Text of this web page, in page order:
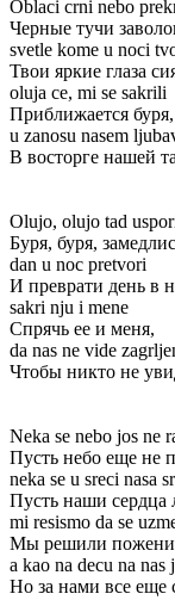
Oblaci crni nebo
Черные тучи
svetle kome u noci
Твои яркие глаза
oluja ce, mi se sakrili
Приближается
u zanosu nasem
В восторге нашей
Olujo, olujo tad
Буря, буря,
dan u noc pretvori
И преврати день в
sakri nju i mene
Спрячь ее и меня,
da nas ne vide
Чтобы никто не
Neka se nebo jos ne
Пусть небо еще не
neka se u sreci nasa
Пусть наши сердца
mi resismo da se
Мы решили
a kao na decu na nas
Но за нами все еще